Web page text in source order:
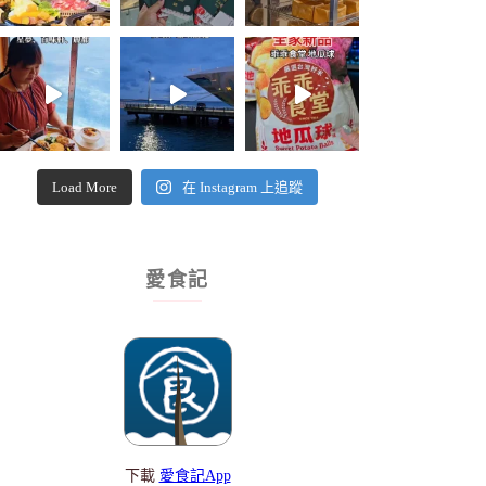
Load More 在 Instagram 上追蹤
愛食記
下載 愛食記App